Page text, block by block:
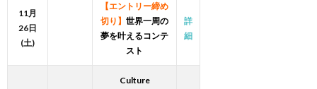
11月
26日
(土)
【エントリー締め
切り】 世界一周の
夢を叶えるコンテ
スト
詳
細
Culture